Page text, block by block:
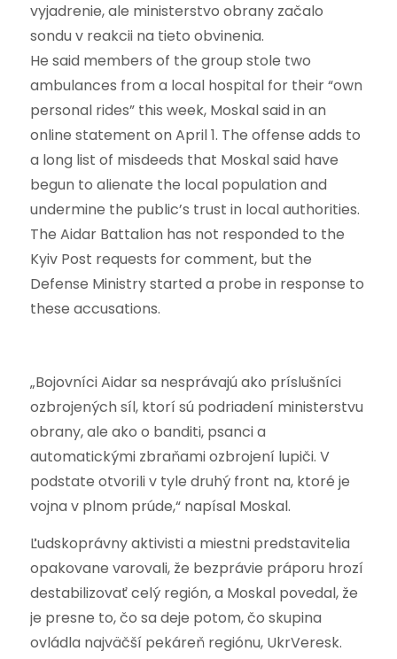
vyjadrenie, ale ministerstvo obrany začalo
sondu v reakcii na tieto obvinenia.
He said members of the group stole two
ambulances from a local hospital for their “own
personal rides” this week, Moskal said in an
online statement on April 1. The offense adds to
a long list of misdeeds that Moskal said have
begun to alienate the local population and
undermine the public’s trust in local authorities.
The Aidar Battalion has not responded to the
Kyiv Post requests for comment, but the
Defense Ministry started a probe in response to
these accusations.
„Bojovníci Aidar sa nesprávajú ako príslušníci
ozbrojených síl, ktorí sú podriadení ministerstvu
obrany, ale ako o banditi, psanci a
automatickými zbraňami ozbrojení lupiči. V
podstate otvorili v tyle druhý front na, ktoré je
vojna v plnom prúde,“ napísal Moskal.
Ľudskoprávny aktivisti a miestni predstavitelia
opakovane varovali, že bezprávie práporu hrozí
destabilizovať celý región, a Moskal povedal, že
je presne to, čo sa deje potom, čo skupina
ovládla najväčší pekáreň regiónu, UkrVeresk.